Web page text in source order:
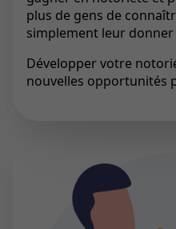
plus de gens de
simplement leur donner
Développer votre
nouvelles opportunités